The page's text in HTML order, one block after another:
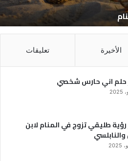
الأخيرة تعليقات
حلم اني حارس شخصي
طليقي تزوج في المنام لابن